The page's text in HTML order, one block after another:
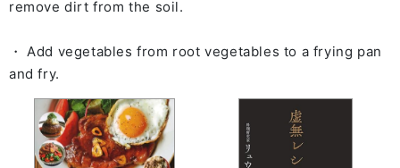
remove dirt from the soil.
・ Add vegetables from root vegetables to a frying pan